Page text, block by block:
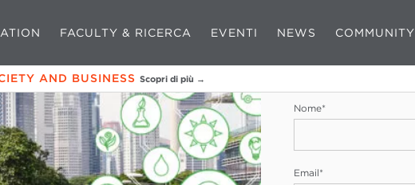
FACULTY & RICERCA EVENTI NEWS COMMUNITY
AND BUSINESS Scopri di più →
Nome*
Email*